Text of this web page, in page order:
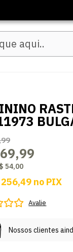
54,00
256,49 no PIX
Avalie
Nossos clientes